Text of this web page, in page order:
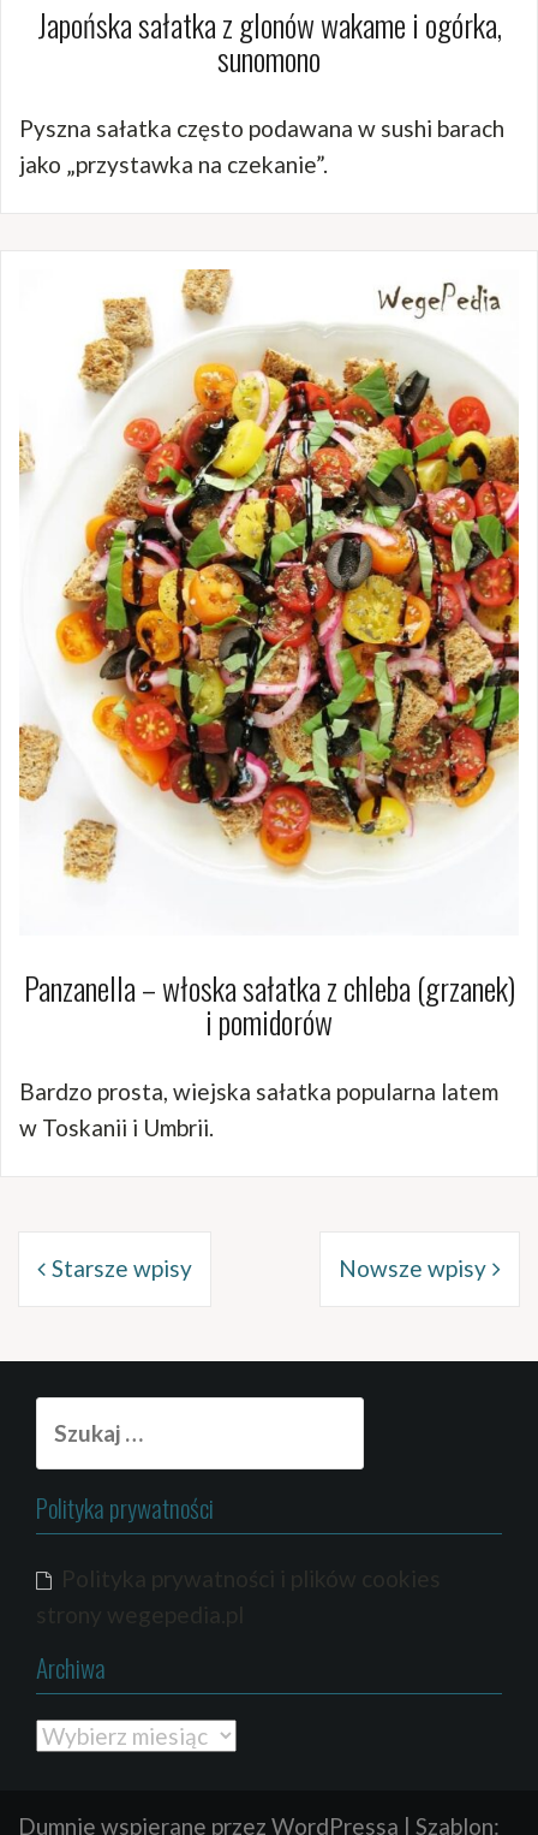
Japońska sałatka z glonów wakame i ogórka,
sunomono
Pyszna sałatka często podawana w sushi barach
jako „przystawka na czekanie”.
Panzanella – włoska sałatka z chleba (grzanek)
i pomidorów
Bardzo prosta, wiejska sałatka popularna latem
w Toskanii i Umbrii.
po Starsze wpisy Nowsze wpisy
Polityka prywatności
Polityka prywatności i plików cookies
strony wegepedia.pl
Archiwa
Archiwa
Dumnie wspierane przez WordPressa | Szablon: